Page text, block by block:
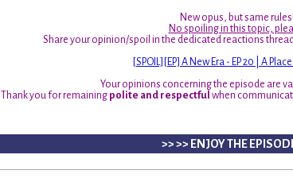
New opus, but same rules!
No spoiling in this topic,
Share your opinion/spoil in the dedicated reactions
[SPOIL][EP] A New Era - EP 20 | A
Your opinions concerning the episode are
Thank you for remaining polite and respectful when
>> >> ENJOY THE